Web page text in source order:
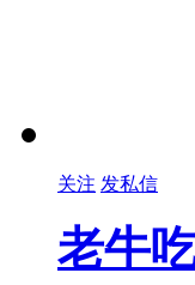
关注 发私信
老牛